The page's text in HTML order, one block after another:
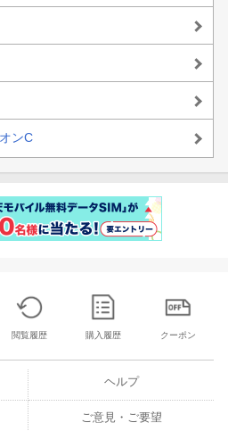
ンC
閲覧履歴 購入履歴 クーポン
ヘルプ
ご意見・ご要望